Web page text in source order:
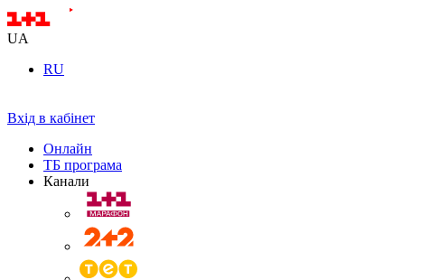
UA
RU
Вхід в кабінет
Онлайн
ТБ програма
Канали